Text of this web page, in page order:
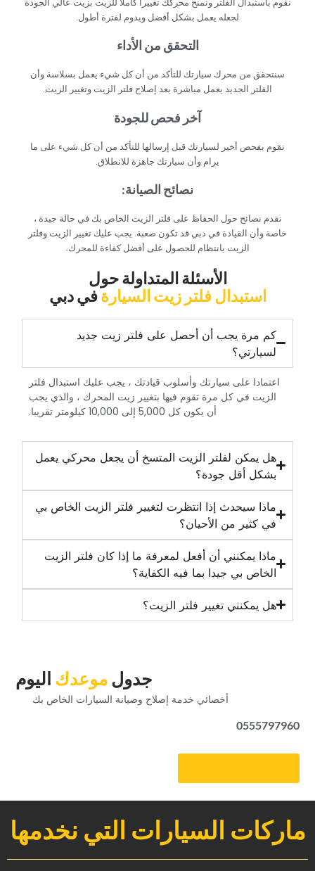
لجعله يعمل بشكل أفضل ويدوم لفترة أطول.‏
‏التحقق من الأداء‏
‏سنتحقق من محرك سيارتك للتأكد من أن كل شيء يعمل بسلاسة وأن
الفلتر الجديد يعمل مباشرة بعد إصلاح فلتر الزيت وتغيير الزيت.‏
‏آخر فحص للجودة‏
‏نقوم بفحص أخير لسيارتك قبل إرسالها للتأكد من أن كل شيء على ما
يرام وأن سيارتك جاهزة للانطلاق.‏
‏نصائح الصيانة:‏
‏نقدم نصائح حول الحفاظ على فلتر الزيت الخاص بك في حالة جيدة ،
خاصة وأن القيادة في دبي قد تكون صعبة. يجب عليك تغيير الزيت وفلتر
الزيت بانتظام للحصول على أفضل كفاءة للمحرك.‏
‏الأسئلة المتداولة حول‏
‏استبدال فلتر زيت السيارة‏‏في دبي‏
‏كم مرة يجب أن أحصل على فلتر زيت جديد
لسيارتي؟‏
‏اعتمادا على سيارتك وأسلوب قيادتك ، يجب عليك استبدال فلتر
الزيت في كل مرة تقوم فيها بتغيير زيت المحرك ، والذي يجب
أن يكون كل 5,000 إلى 10,000 كيلومتر تقريبا.‏
‏هل يمكن لفلتر الزيت المتسخ أن يجعل محركي يعمل
بشكل أقل جودة؟‏
‏ماذا سيحدث إذا انتظرت لتغيير فلتر الزيت الخاص بي
في كثير من الأحيان؟‏
‏ماذا يمكنني أن أفعل لمعرفة ما إذا كان فلتر الزيت
الخاص بي جيدا بما فيه الكفاية؟‏
‏هل يمكنني تغيير فلتر الزيت؟‏
‏جدول‏‏موعدك‏ ‏اليوم‏
‏أخصائي خدمة إصلاح وصيانة السيارات الخاص بك‏
0555797960
ماركات السيارات التي نخدمها